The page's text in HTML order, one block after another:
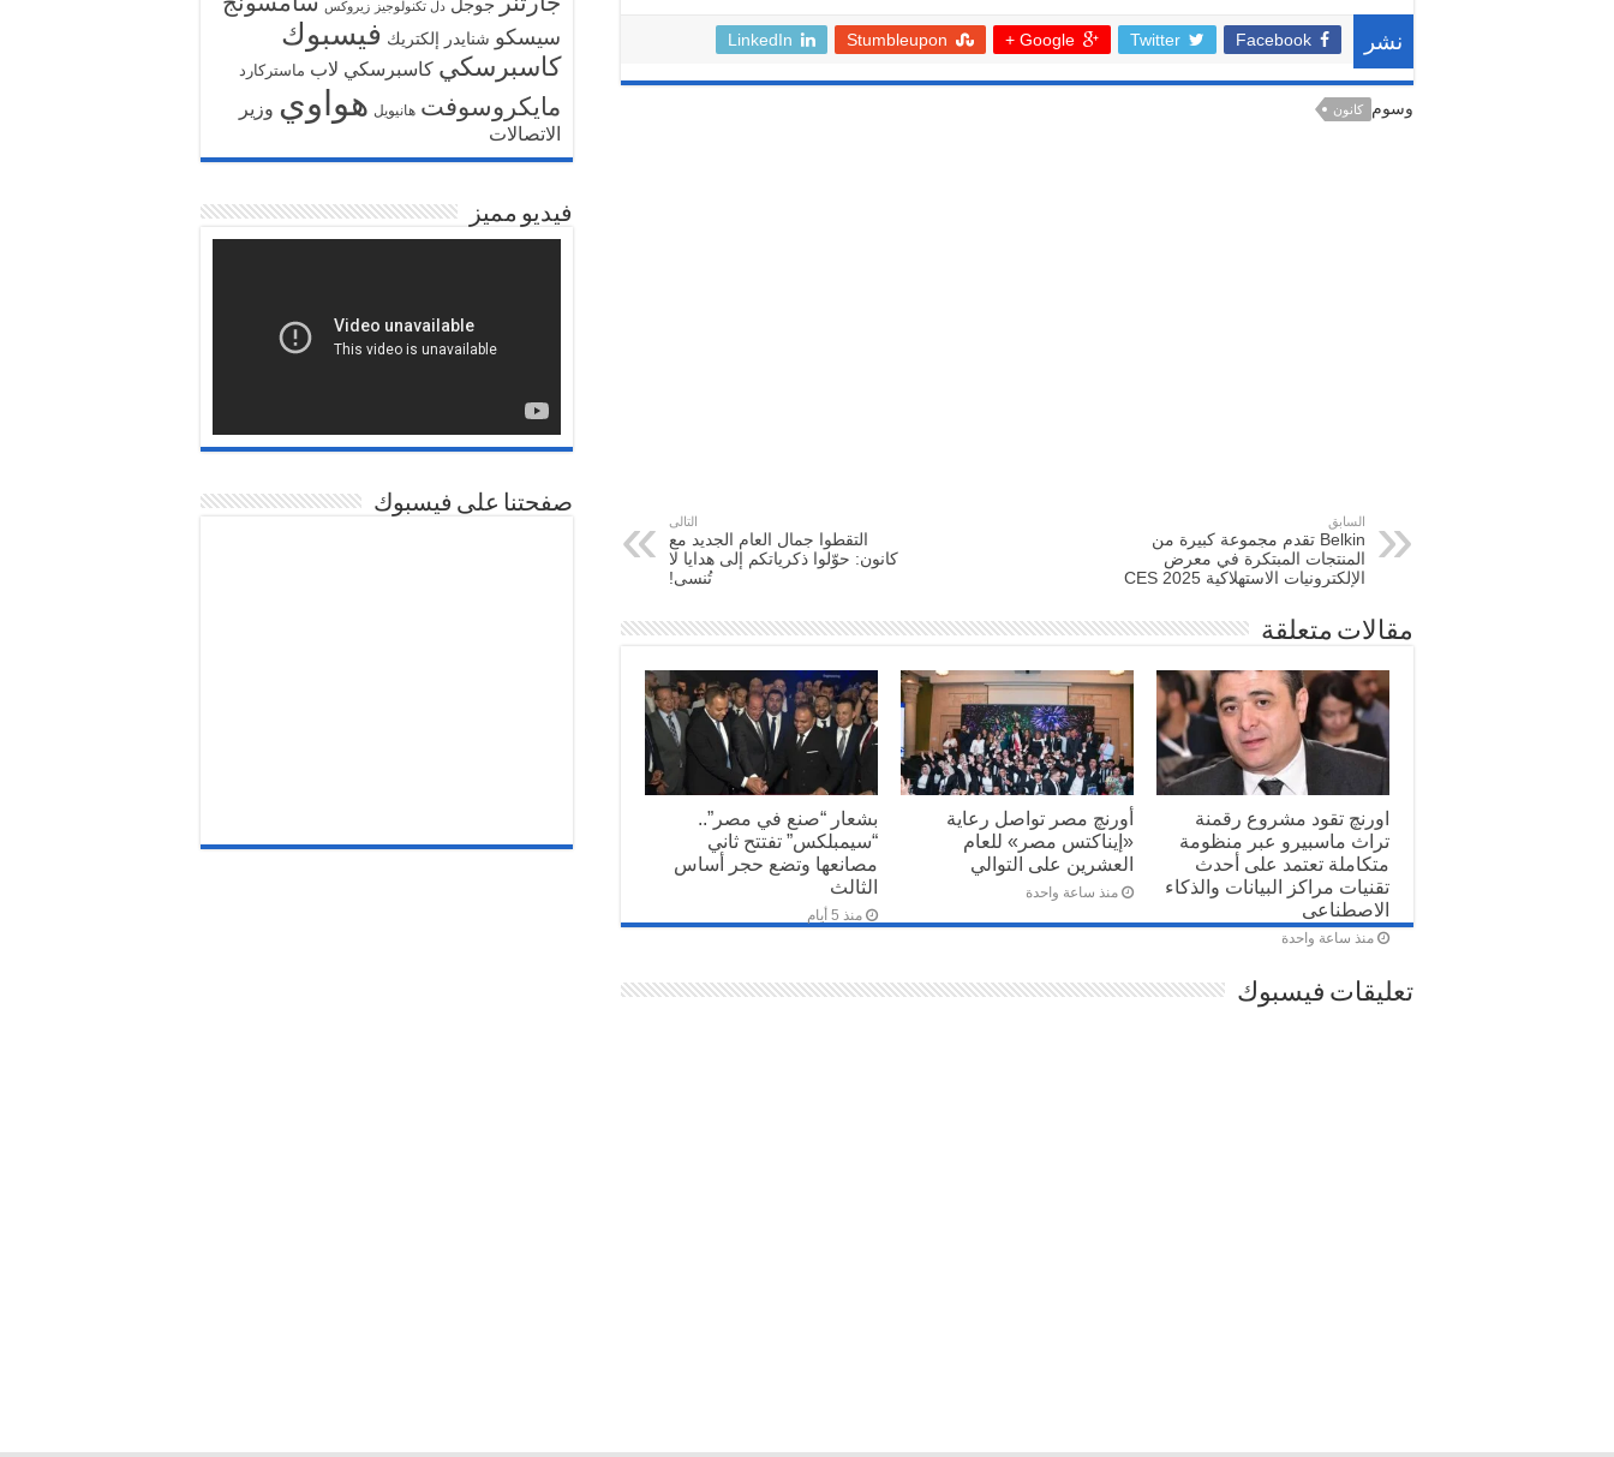
نشر Facebook
Twitter
Google +
Stumbleupon
LinkedIn
وسوم كانون
السابق
Belkin تقدم مجموعة كبيرة من
المنتجات المبتكرة في معرض
الإلكترونيات الاستهلاكية CES 2025
التالى
التقطوا جمال العام الجديد مع
كانون: حوّلوا ذكرياتكم إلى هدايا لا
تُنسى!
مقالات متعلقة
اورنچ تقود مشروع رقمنة
تراث ماسبيرو عبر منظومة
متكاملة تعتمد على أحدث
تقنيات مراكز البيانات والذكاء
الاصطناعى
منذ ساعة واحدة
أورنچ مصر تواصل رعاية
«إيناكتس مصر» للعام
العشرين على التوالي
منذ ساعة واحدة
بشعار “صنع في مصر”..
“سيمبلكس” تفتتح ثاني
مصانعها وتضع حجر أساس
الثالث
منذ 5 أيام
تعليقات فيسبوك
جوجل دل تكنولوجيز زيروكس
سيسكو شنايدر إلكتريك فيسبوك
كاسبرسكي كاسبرسكي لاب ماستركارد
مايكروسوفت هانيويل هواوي وزير
الاتصالات
فيديو مميز
صفحتنا على فيسبوك